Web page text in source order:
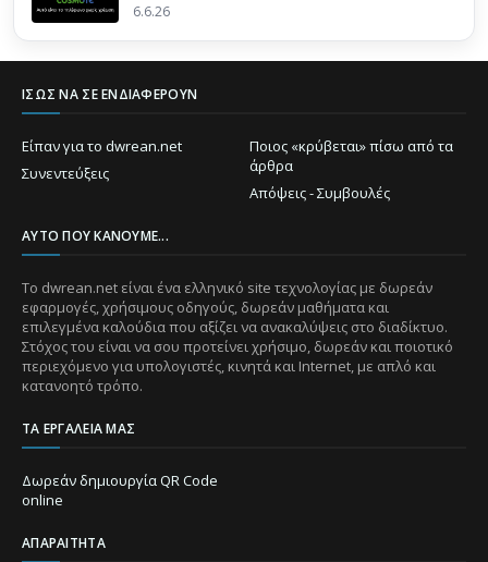
6.6.26
ΊΣΩΣ ΝΑ ΣΕ ΕΝΔΙΑΦΈΡΟΥΝ
Είπαν για το dwrean.net
Ποιος «κρύβεται» πίσω από τα
άρθρα
Συνεντεύξεις
Απόψεις - Συμβουλές
ΑΥΤΌ ΠΟΥ ΚΆΝΟΥΜΕ...
Το dwrean.net είναι ένα ελληνικό site τεχνολογίας με δωρεάν
εφαρμογές, χρήσιμους οδηγούς, δωρεάν μαθήματα και
επιλεγμένα καλούδια που αξίζει να ανακαλύψεις στο διαδίκτυο.
Στόχος του είναι να σου προτείνει χρήσιμο, δωρεάν και ποιοτικό
περιεχόμενο για υπολογιστές, κινητά και Internet, με απλό και
κατανοητό τρόπο.
ΤΑ ΕΡΓΑΛΕΊΑ ΜΑΣ
Δωρεάν δημιουργία QR Code
online
ΑΠΑΡΑΊΤΗΤΑ